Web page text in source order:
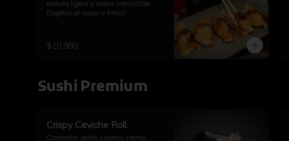
textura ligera y sabor irresistible.
Eligelos al vapor o fritos!
$10.900
Sushi Premium
Crispy Ceviche Roll.
Camarón, palta y queso crema,